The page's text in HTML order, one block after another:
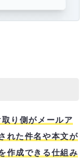
り側がメールア
れた件名や本文が
作成できる仕組み